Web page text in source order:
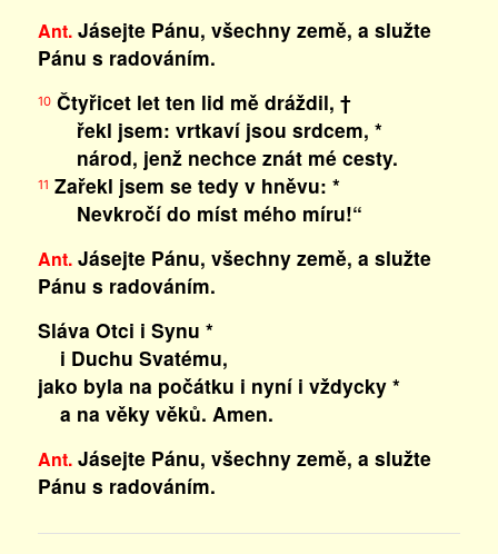
Ant.Jásejte Pánu, všechny země, a služte
Pánu s radováním.
10Čtyřicet let ten lid mě dráždil, †
řekl jsem: vrtkaví jsou srdcem, *
národ, jenž nechce znát mé cesty.
11 Zařekl jsem se tedy v hněvu: *
Nevkročí do míst mého míru!“
Ant.Jásejte Pánu, všechny země, a služte
Pánu s radováním.
Sláva Otci i Synu *
i Duchu Svatému,
jako byla na počátku i nyní i vždycky *
a na věky věků. Amen.
Ant.Jásejte Pánu, všechny země, a služte
Pánu s radováním.